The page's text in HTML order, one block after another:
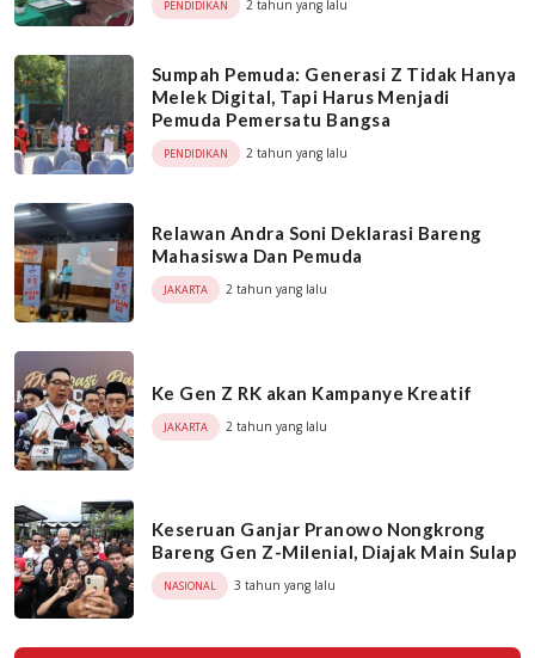
PENDIDIKAN 2 tahun yang lalu
Sumpah Pemuda: Generasi Z Tidak Hanya
Melek Digital, Tapi Harus Menjadi
Pemuda Pemersatu Bangsa
PENDIDIKAN 2 tahun yang lalu
Relawan Andra Soni Deklarasi Bareng
Mahasiswa Dan Pemuda
JAKARTA 2 tahun yang lalu
Ke Gen Z RK akan Kampanye Kreatif
JAKARTA 2 tahun yang lalu
Keseruan Ganjar Pranowo Nongkrong
Bareng Gen Z-Milenial, Diajak Main Sulap
NASIONAL 3 tahun yang lalu